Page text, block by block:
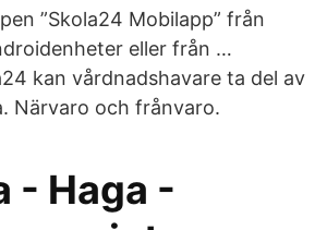
”Skola24 Mobilapp” från
eller från …
kan vårdnadshavare ta del av
Närvaro och frånvaro.
- Haga -